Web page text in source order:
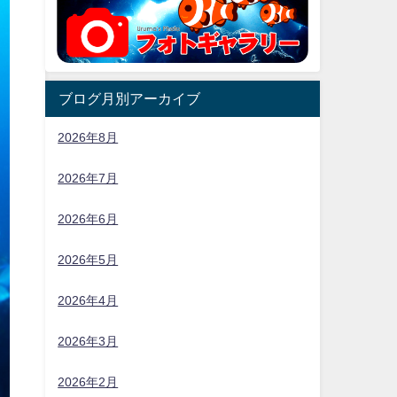
ブログ月別アーカイブ
2026年8月
2026年7月
2026年6月
2026年5月
2026年4月
2026年3月
2026年2月